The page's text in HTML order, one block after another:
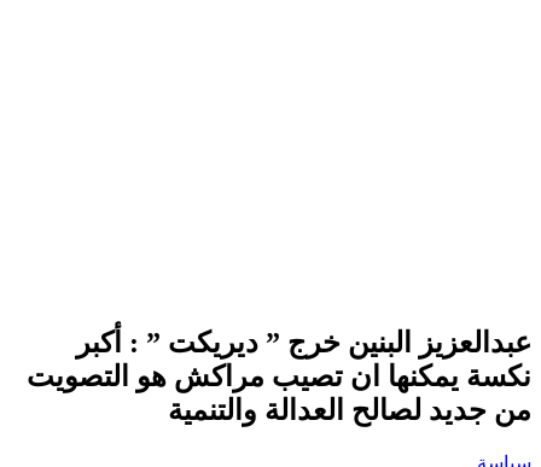
عبدالعزيز البنين خرج ” ديريكت ” : أكبر
نكسة يمكنها ان تصيب مراكش هو التصويت
من جديد لصالح العدالة والتنمية
سياسة